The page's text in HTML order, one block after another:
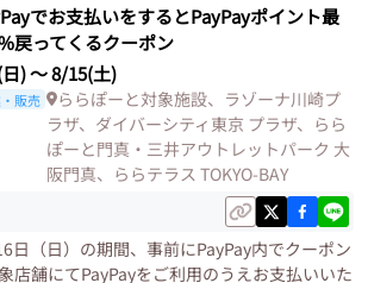
でお支払いをするとPayPayポイント最
戻ってくるクーポン
)〜8/15(土)
販売
ららぽーと対象施設、ラゾーナ川崎プ
ラザ、ダイバーシティ東京 プラザ、らら
ぽーと門真・三井アウトレットパーク 大
阪門真、ららテラス TOKYO-BAY
日（日）の期間、事前にPayPay内でクーポン
店舗にてPayPayをご利用のうえお支払いいた